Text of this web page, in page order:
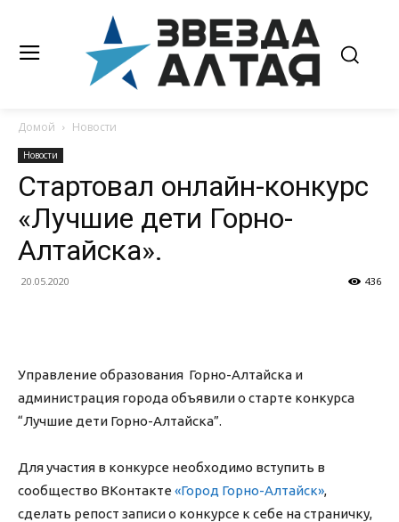
Домой Новости
Новости
Стартовал онлайн-конкурс
«Лучшие дети Горно-
Алтайска».
20.05.2020 436
Управление образования Горно-Алтайска и
администрация города объявили о старте конкурса
“Лучшие дети Горно-Алтайска”.
Для участия в конкурсе необходимо вступить в
сообщество ВКонтакте «Город Горно-Алтайск»,
сделать репост записи о конкурсе к себе на страничку,